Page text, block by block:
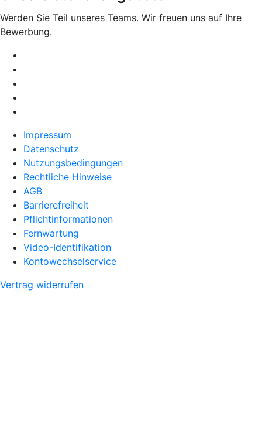
Werden Sie Teil unseres Teams. Wir freuen uns auf Ihre
Bewerbung.
Impressum
Datenschutz
Nutzungsbedingungen
Rechtliche Hinweise
AGB
Barrierefreiheit
Pflichtinformationen
Fernwartung
Video-Identifikation
Kontowechselservice
Vertrag widerrufen